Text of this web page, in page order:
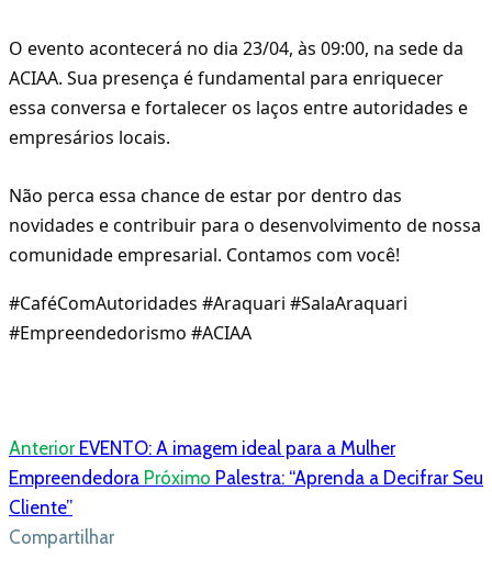
O evento acontecerá no dia 23/04, às 09:00, na sede da
ACIAA. Sua presença é fundamental para enriquecer
essa conversa e fortalecer os laços entre autoridades e
empresários locais.
Não perca essa chance de estar por dentro das
novidades e contribuir para o desenvolvimento de nossa
comunidade empresarial. Contamos com você!
#CaféComAutoridades #Araquari #SalaAraquari
#Empreendedorismo #ACIAA
Anterior EVENTO: A imagem ideal para a Mulher
Empreendedora Próximo Palestra: “Aprenda a Decifrar Seu
Cliente”
Compartilhar